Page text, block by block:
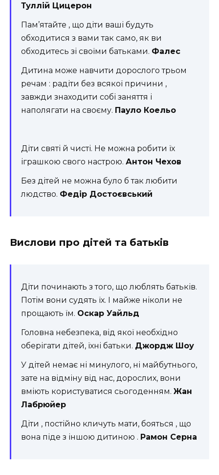
Туллій Цицерон
Пам’ятайте , що діти ваші будуть
обходитися з вами так само, як ви
обходитесь зі своїми батьками. Фалес
Дитина може навчити дорослого трьом
речам : радіти без всякої причини ,
завжди знаходити собі заняття і
наполягати на своєму. Пауло Коельо
Діти святі й чисті. Не можна робити їх
іграшкою свого настрою. Антон Чехов
Без дітей не можна було б так любити
людство. Федір Достоєвський
Вислови про дітей та батьків
Діти починають з того, що люблять батьків.
Потім вони судять їх. І майже ніколи не
прощають їм. Оскар Уайльд
Головна небезпека, від якої необхідно
оберігати дітей, їхні батьки. Джордж Шоу
У дітей немає ні минулого, ні майбутнього,
зате на відміну від нас, дорослих, вони
вміють користуватися сьогоденням. Жан
Лабрюйер
Діти , постійно кличуть мати, бояться , що
вона піде з іншою дитиною . Рамон Серна